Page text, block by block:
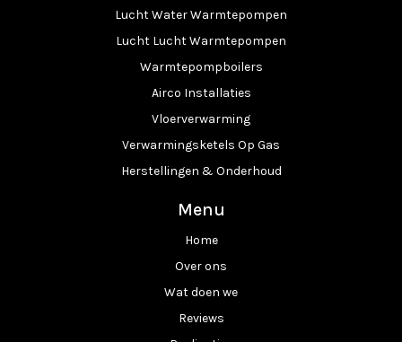
Lucht Water Warmtepompen
Lucht Lucht Warmtepompen
Warmtepompboilers
Airco Installaties
Vloerverwarming
Verwarmingsketels Op Gas
Herstellingen & Onderhoud
Menu
Home
Over ons
Wat doen we
Reviews